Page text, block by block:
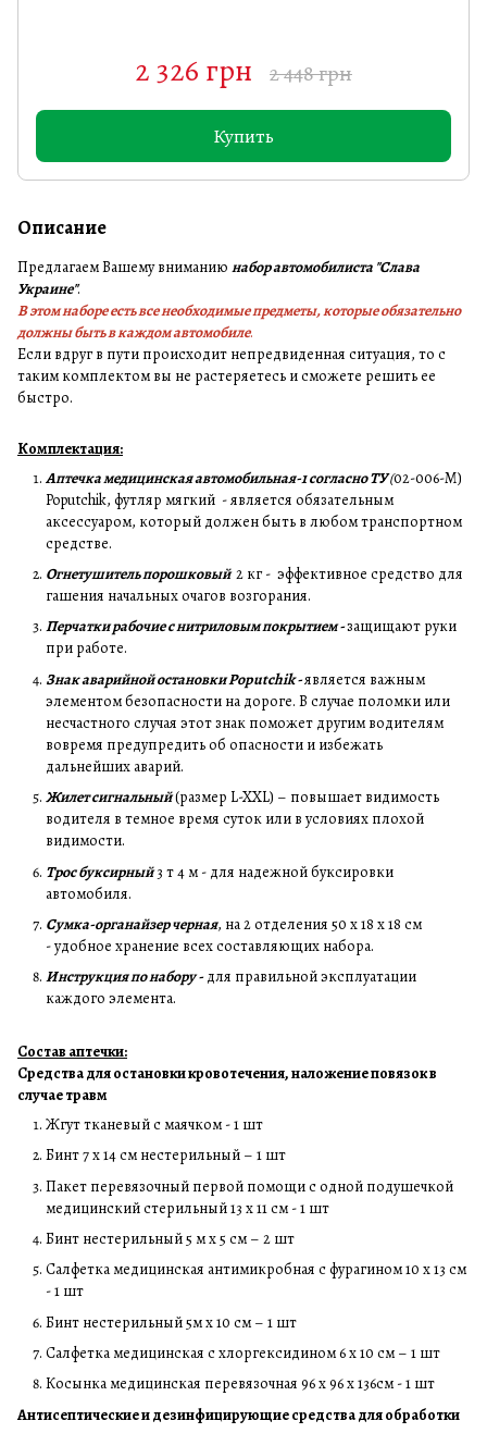
2 326 грн 2 448 грн
Купить
Описание
Предлагаем Вашему вниманию набор автомобилиста "Слава
Украине".
В этом наборе есть все необходимые предметы, которые обязательно
должны быть в каждом автомобиле.
Если вдруг в пути происходит непредвиденная ситуация, то с
таким комплектом вы не растеряетесь и сможете решить ее
быстро.
Комплектация:
Аптечка медицинская автомобильная-1 согласно ТУ(02-006-М)
Poputchik, футляр мягкий - является обязательным
аксессуаром, который должен быть в любом транспортном
средстве.
Огнетушитель порошковый2 кг - эффективное средство для
гашения начальных очагов возгорания.
Перчатки рабочие с нитриловым покрытием -защищают руки
при работе.
Знак аварийной остановки Poputchik -является важным
элементом безопасности на дороге. В случае поломки или
несчастного случая этот знак поможет другим водителям
вовремя предупредить об опасности и избежать
дальнейших аварий.
Жилет сигнальный(размер L-XXL) – повышает видимость
водителя в темное время суток или в условиях плохой
видимости.
Трос буксирный3 т 4 м - для надежной буксировки
автомобиля.
Сумка-органайзер черная, на 2 отделения 50 х 18 х 18 см
- удобное хранение всех составляющих набора.
Инструкция по набору -для правильной эксплуатации
каждого элемента.
Состав аптечки:
Средства для остановки кровотечения, наложение повязок в
случае травм
Жгут тканевый с маячком - 1 шт
Бинт 7 х 14 см нестерильный – 1 шт
Пакет перевязочный первой помощи с одной подушечкой
медицинский стерильный 13 х 11 см - 1 шт
Бинт нестерильный 5 м х 5 см – 2 шт
Салфетка медицинская антимикробная с фурагином 10 х 13 см
- 1 шт
Бинт нестерильный 5м х 10 см – 1 шт
Салфетка медицинская с хлоргексидином 6 х 10 см – 1 шт
Косынка медицинская перевязочная 96 х 96 х 136см - 1 шт
Антисептические и дезинфицирующие средства для обработки